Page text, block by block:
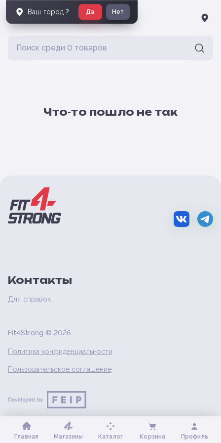
Что-то пошло не так
Контакты
Для справок
Fit4Strong © 2026
Политика конфиденциальности
Пользовательское соглашение
Главная Магазины Каталог Корзина Профиль
Ваш город ? Да Нет